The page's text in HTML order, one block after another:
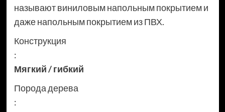
называют виниловым напольным покрытием и
даже напольным покрытием из ПВХ.
Конструкция
:
Мягкий / гибкий
Порода дерева
: